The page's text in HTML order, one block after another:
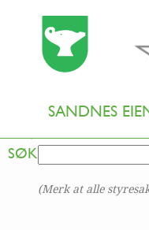
SANDNES
TILBAKE TIL
SØK
(Merk at alle